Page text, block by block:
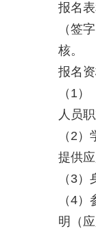
报名
（签
核。
报名
（1
人员
（2
提供
（3）
（4
明（